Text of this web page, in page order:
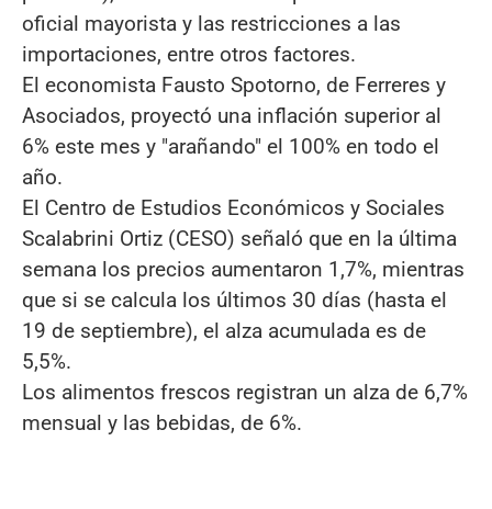
oficial mayorista y las restricciones a las
importaciones, entre otros factores.
El economista Fausto Spotorno, de Ferreres y
Asociados, proyectó una inflación superior al
6% este mes y "arañando" el 100% en todo el
año.
El Centro de Estudios Económicos y Sociales
Scalabrini Ortiz (CESO) señaló que en la última
semana los precios aumentaron 1,7%, mientras
que si se calcula los últimos 30 días (hasta el
19 de septiembre), el alza acumulada es de
5,5%.
Los alimentos frescos registran un alza de 6,7%
mensual y las bebidas, de 6%.